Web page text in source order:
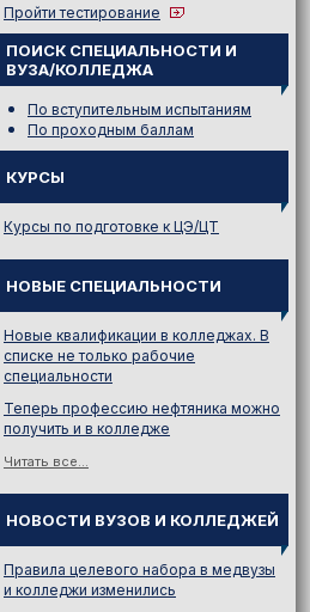
Пройти тестирование
ПОИСК СПЕЦИАЛЬНОСТИ И
ВУЗА/КОЛЛЕДЖА
По вступительным испытаниям
По проходным баллам
КУРСЫ
Курсы по подготовке к ЦЭ/ЦТ
НОВЫЕ СПЕЦИАЛЬНОСТИ
Новые квалификации в колледжах. В
списке не только рабочие
специальности
Теперь профессию нефтяника можно
получить и в колледже
Читать все...
НОВОСТИ ВУЗОВ И КОЛЛЕДЖЕЙ
Правила целевого набора в медвузы
и колледжи изменились